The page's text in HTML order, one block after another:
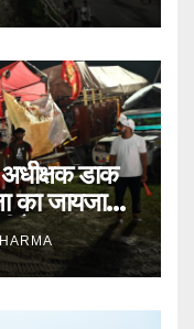
अधीक्षक डाक
का जायजा
ग्राउंड पर